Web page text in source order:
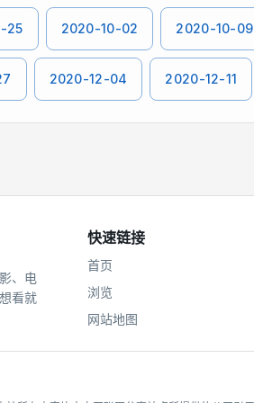
25 2020-10-02 2020-10-09
2020-12-04 2020-12-11
、电
看就
快速链接
首页
浏览
网站地图